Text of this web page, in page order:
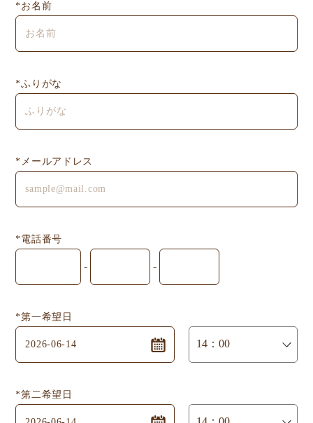
*お名前
*ふりがな
*メールアドレス
*電話番号
- -
*第一希望日
*第二希望日